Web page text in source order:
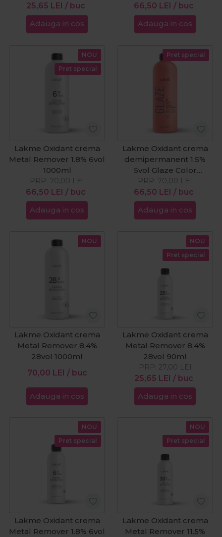
25,65 LEI / buc
Adauga in cos
66,50 LEI / buc
Adauga in cos
NOU
Pret special
Lakme Oxidant crema
Metal Remover 1.8% 6vol
1000ml
66,50 LEI / buc
PRP: 70,00 LEI
Adauga in cos
Pret special
Lakme Oxidant crema
demipermanent 1.5%
5vol Glaze Color
Activator 1000ml
66,50 LEI / buc
PRP: 70,00 LEI
Adauga in cos
NOU
Lakme Oxidant crema
Metal Remover 8.4%
28vol 1000ml
70,00 LEI / buc
Adauga in cos
NOU
Pret special
Lakme Oxidant crema
Metal Remover 8.4%
28vol 90ml
25,65 LEI / buc
PRP: 27,00 LEI
Adauga in cos
NOU
Pret special
Lakme Oxidant crema
Metal Remover 1.8% 6vol
NOU
Pret special
Lakme Oxidant crema
Metal Remover 11.5%